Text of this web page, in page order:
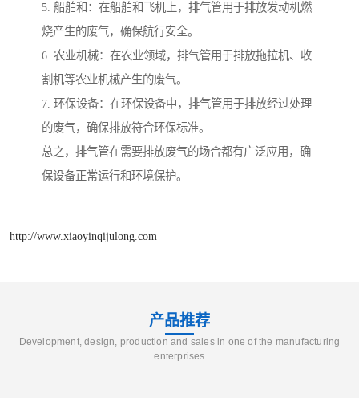
5. 船舶和：在船舶和飞机上，排气管用于排放发动机燃
烧产生的废气，确保航行安全。
6. 农业机械：在农业领域，排气管用于排放拖拉机、收
割机等农业机械产生的废气。
7. 环保设备：在环保设备中，排气管用于排放经过处理
的废气，确保排放符合环保标准。
总之，排气管在需要排放废气的场合都有广泛应用，确
保设备正常运行和环境保护。
http://www.xiaoyinqijulong.com
产品推荐
Development, design, production and sales in one of the manufacturing
enterprises